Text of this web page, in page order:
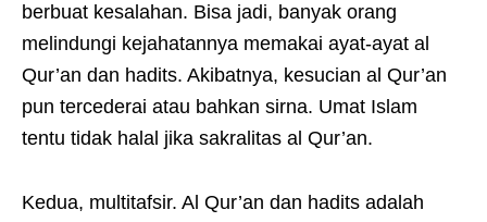
berbuat kesalahan. Bisa jadi, banyak orang
melindungi kejahatannya memakai ayat-ayat al
Qur’an dan hadits. Akibatnya, kesucian al Qur’an
pun tercederai atau bahkan sirna. Umat Islam
tentu tidak halal jika sakralitas al Qur’an.
Kedua, multitafsir. Al Qur’an dan hadits adalah